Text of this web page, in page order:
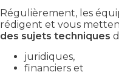
Régulièrement, les
rédigent et vous
des sujets techniques
juridiques,
financiers et